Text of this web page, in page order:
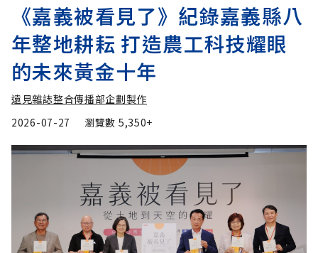
《嘉義被看見了》紀錄嘉義縣八
年整地耕耘 打造農工科技耀眼
的未來黃金十年
遠見雜誌整合傳播部企劃製作
2026-07-27
瀏覽數 5,350+